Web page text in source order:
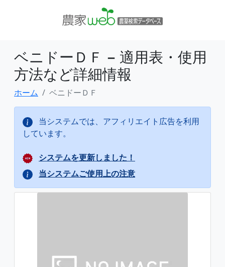
ベニドーＤＦ − 適用表・使用
方法など詳細情報
ホーム ベニドーＤＦ
当システムでは、アフィリエイト広告を利用
しています。
システムを更新しました！
当システムご使用上の注意